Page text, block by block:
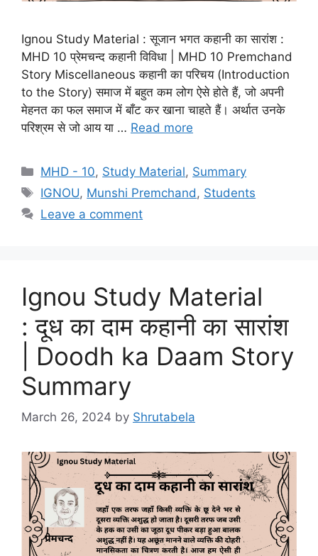
Ignou Study Material : सूजान भगत कहानी का सारांश :
MHD 10 प्रेमचन्द कहानी विविधा | MHD 10 Premchand
Story Miscellaneous कहानी का परिचय (Introduction
to the Story) समाज में बहुत कम लोग ऐसे होते हैं, जो अपनी
मेहनत का फल समाज में बाँट कर खाना चाहते हैं। अर्थात उनके
परिश्रम से जो आय या … Read more
MHD - 10, Study Material, Summary
IGNOU, Munshi Premchand , Students
Leave a comment
Ignou Study Material
: दूध का दाम कहानी का सारांश
| Doodh ka Daam Story
Summary
March 26, 2024 by Shrutabela